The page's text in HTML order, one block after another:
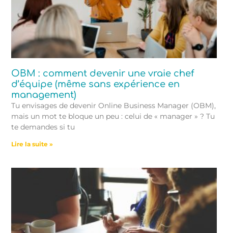
OBM : comment devenir une vraie chef
d’équipe (même sans expérience en
management)
Tu envisages de devenir Online Business Manager (OBM),
mais un mot te bloque un peu : celui de « manager » ? Tu
te demandes si tu
Lire la suite »